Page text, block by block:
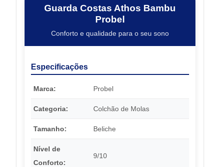
Guarda Costas Athos Bambu
Probel
Conforto e qualidade para o seu sono
Especificações
Marca: Probel
Categoria: Colchão de Molas
Tamanho: Beliche
Nível de
Conforto:
9/10